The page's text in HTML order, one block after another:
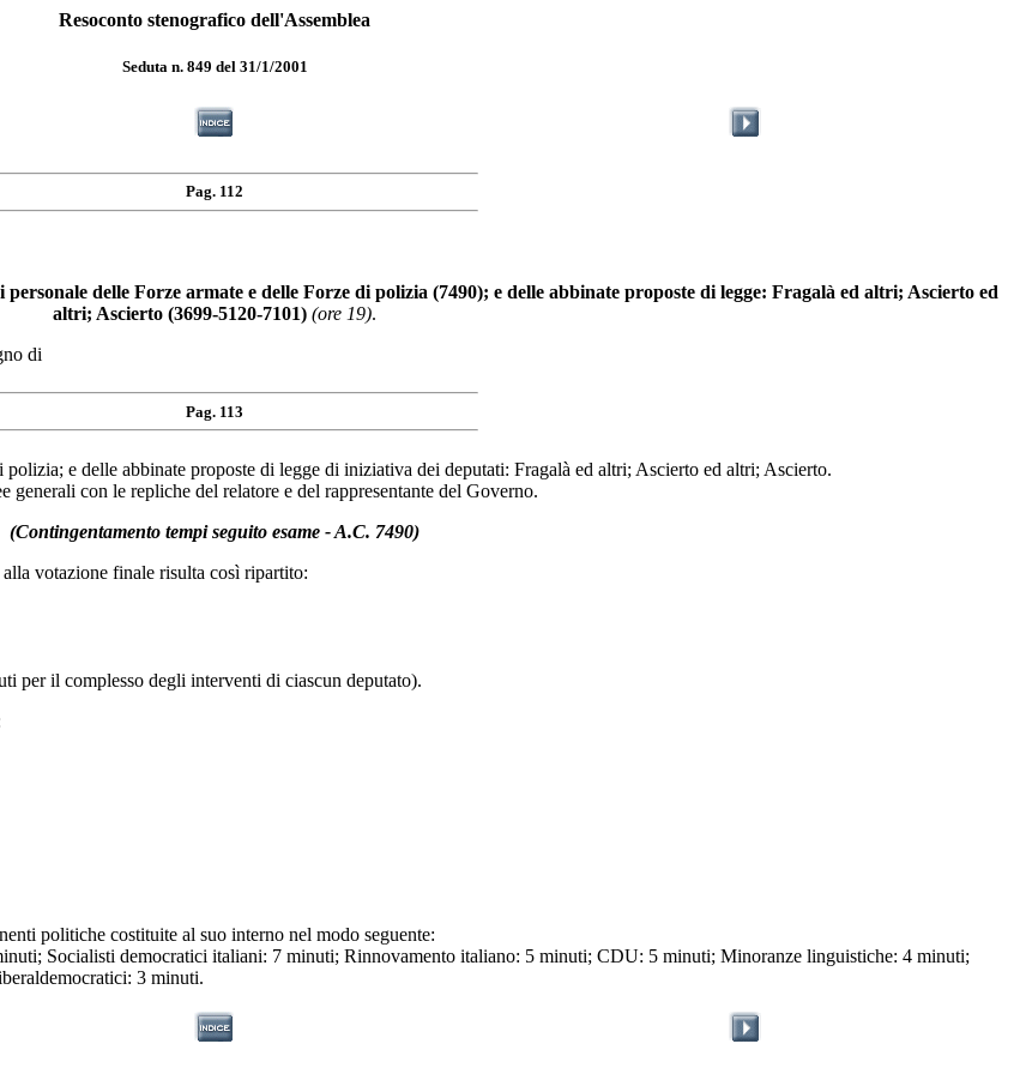
Resoconto stenografico dell'Assemblea
Seduta n. 849 del 31/1/2001
Pag. 112
delle Forze armate e delle Forze di polizia (7490); e delle abbinate proposte di legge: Fragalà ed altri; Ascierto ed
altri; Ascierto (3699-5120-7101) (ore 19).
di
Pag. 113
e delle abbinate proposte di legge di iniziativa dei deputati: Fragalà ed altri; Ascierto ed altri; Ascierto.
con le repliche del relatore e del rappresentante del Governo.
(Contingentamento tempi seguito esame - A.C. 7490)
votazione finale risulta così ripartito:
per il complesso degli interventi di ciascun deputato).
politiche costituite al suo interno nel modo seguente:
Socialisti democratici italiani: 7 minuti; Rinnovamento italiano: 5 minuti; CDU: 5 minuti; Minoranze linguistiche: 4 minuti;
3 minuti.